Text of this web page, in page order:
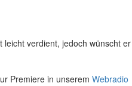
verdient, jedoch wünscht
Premiere in unserem Webradio